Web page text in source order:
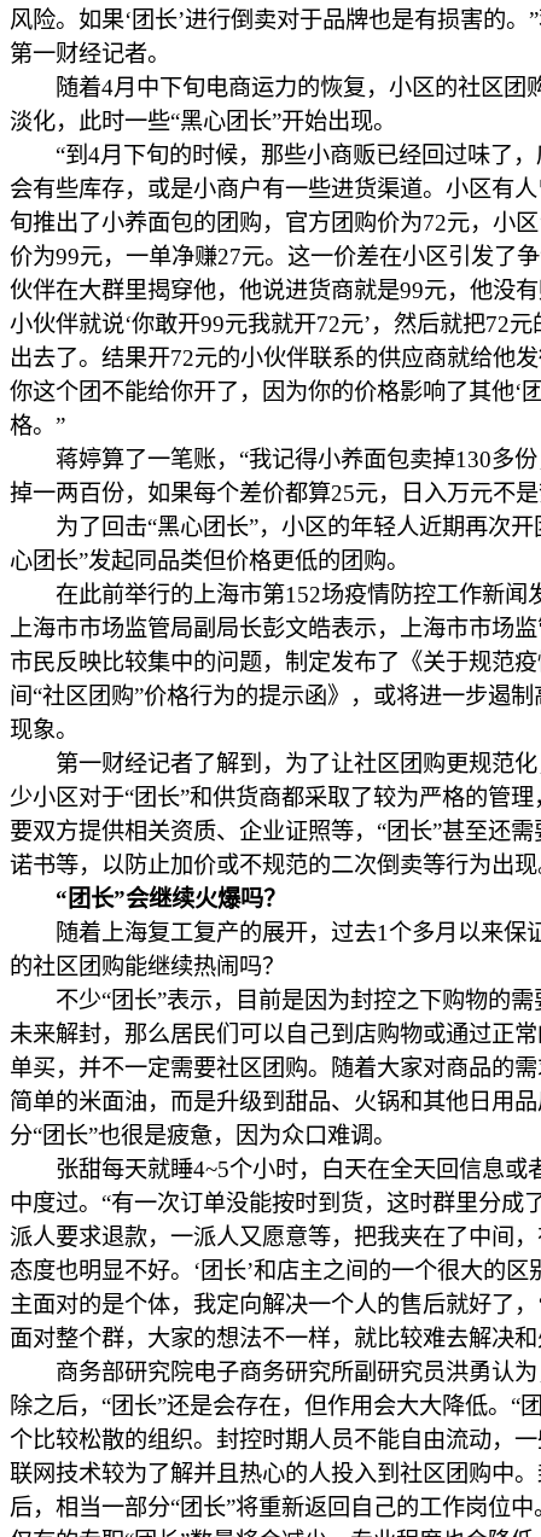
风险。如果‘团长’进行倒卖对于品牌也是有损害的。
第一财经记者。
随着4月中下旬电商运力的恢复，小区的社区团
淡化，此时一些“黑心团长”开始出现。
“到4月下旬的时候，那些小商贩已经回过味了，
会有些库存，或是小商户有一些进货渠道。小区有
旬推出了小养面包的团购，官方团购价为72元，小区
价为99元，一单净赚27元。这一价差在小区引发了
伙伴在大群里揭穿他，他说进货商就是99元，他没
小伙伴就说‘你敢开99元我就开72元’，然后就把72元
出去了。结果开72元的小伙伴联系的供应商就给他
你这个团不能给你开了，因为你的价格影响了其他‘
格。”
蒋婷算了一笔账，“我记得小养面包卖掉130多份
掉一两百份，如果每个差价都算25元，日入万元不
为了回击“黑心团长”，小区的年轻人近期再次开
心团长”发起同品类但价格更低的团购。
在此前举行的上海市第152场疫情防控工作新闻
上海市市场监管局副局长彭文皓表示，上海市市场
市民反映比较集中的问题，制定发布了《关于规范
间“社区团购”价格行为的提示函》，或将进一步遏制
现象。
第一财经记者了解到，为了让社区团购更规范化
少小区对于“团长”和供货商都采取了较为严格的管理
要双方提供相关资质、企业证照等，“团长”甚至还需
诺书等，以防止加价或不规范的二次倒卖等行为出
“团长”会继续火爆吗？
随着上海复工复产的展开，过去1个多月以来保
的社区团购能继续热闹吗？
不少“团长”表示，目前是因为封控之下购物的需
未来解封，那么居民们可以自己到店购物或通过正
单买，并不一定需要社区团购。随着大家对商品的
简单的米面油，而是升级到甜品、火锅和其他日用
分“团长”也很是疲惫，因为众口难调。
张甜每天就睡4~5个小时，白天在全天回信息或
中度过。“有一次订单没能按时到货，这时群里分成
派人要求退款，一派人又愿意等，把我夹在了中间
态度也明显不好。‘团长’和店主之间的一个很大的区
主面对的是个体，我定向解决一个人的售后就好了，
面对整个群，大家的想法不一样，就比较难去解决和
商务部研究院电子商务研究所副研究员洪勇认为
除之后，“团长”还是会存在，但作用会大大降低。“
个比较松散的组织。封控时期人员不能自由流动，
联网技术较为了解并且热心的人投入到社区团购中
后，相当一部分“团长”将重新返回自己的工作岗位中